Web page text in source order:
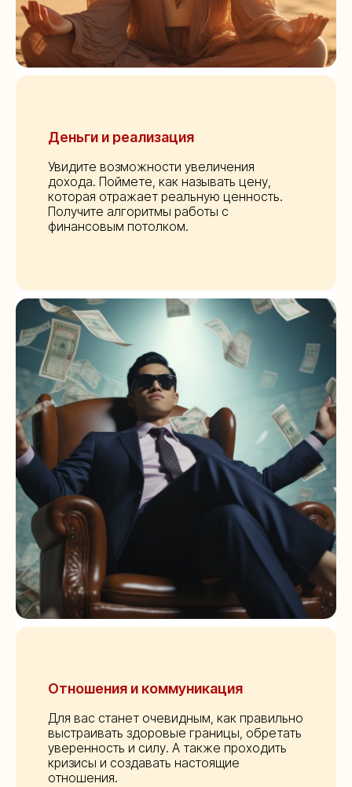
Деньги и реализация
Увидите возможности увеличения
дохода. Поймете, как называть цену,
которая отражает реальную ценность.
Получите алгоритмы работы с
финансовым потолком.
Отношения и коммуникация
Для вас станет очевидным, как правильно
выстраивать здоровые границы, обретать
уверенность и силу. А также проходить
кризисы и создавать настоящие
отношения.